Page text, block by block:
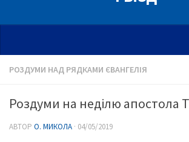
РОЗДУМИ НАД РЯДКАМИ ЄВАНГЕЛІЯ
Роздуми на неділю апостола
АВТОР О. МИКОЛА · 04/05/2019